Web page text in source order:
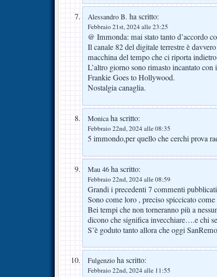
Alessandro B. ha scritto:
Febbraio 21st, 2024 alle 23:25
@ Immonda: mai stato tanto d’accordo
Il canale 82 del digitale terrestre è
macchina del tempo che ci riporta
L’altro giorno sono rimasto incantato
Frankie Goes to Hollywood.
Nostalgia canaglia.
Monicaha scritto:
Febbraio 22nd, 2024 alle 08:35
5 immondo,per quello che cerchi prova
Mau 46 ha scritto:
Febbraio 22nd, 2024 alle 08:59
Grandi i precedenti 7 commenti
Sono come loro , preciso spiccicato
Bei tempi che non torneranno più a
dicono che significa invecchiare….e chi
S’è goduto tanto allora che oggi
Fulgenzio ha scritto:
Febbraio 22nd, 2024 alle 11:55